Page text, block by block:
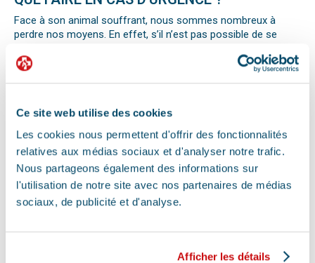
Ce site web utilise des cookies
Les cookies nous permettent d'offrir des fonctionnalités
relatives aux médias sociaux et d'analyser notre trafic.
Nous partageons également des informations sur
l'utilisation de notre site avec nos partenaires de médias
sociaux, de publicité et d'analyse.
Afficher les détails
Face à son animal souffrant, nous sommes nombreux à
perdre nos moyens. En effet, s’il n’est pas possible de se
peuvent être salvateurs.
Ainsi, le premier réflexe à avoir dans une telle situation est de
également de ne pas paniquer et de vous assurer de la
sécurité de votre animal pour ne pas empirer la situation.
Pour pouvoir détecter un mal-être chez son animal et décrire
la situation à un professionnel, il faut faire attention aux
signaux. Tout comportement anormal ou abattement doit
vous alerter.
Les difficultés respiratoires, pertes de conscience, les
perte d’appétit soudaine sont autant de signes visibles que